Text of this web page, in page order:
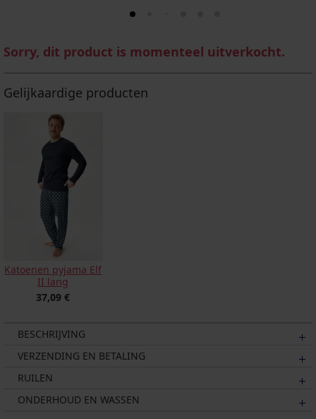
Sorry, dit product is momenteel uitverkocht.
Gelijkaardige producten
Katoenen pyjama Elf
II lang
37,09 €
BESCHRIJVING
VERZENDING EN BETALING
RUILEN
ONDERHOUD EN WASSEN